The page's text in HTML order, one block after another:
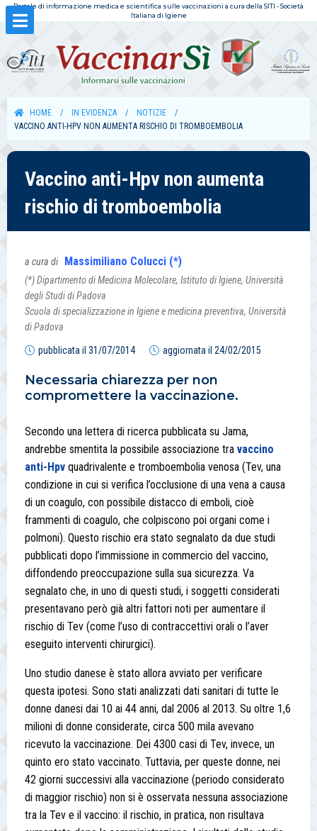
Portale di informazione medica e scientifica sulle vaccinazioni a cura della SITI - Società
Italiana di Igiene
HOME IN EVIDENZA
NOTIZIE
VACCINO ANTI-HPV NON AUMENTA RISCHIO DI TROMBOEMBOLIA
Vaccino anti-Hpv non aumenta
rischio di tromboembolia
a cura di Massimiliano Colucci (*)
(*) Dipartimento di Medicina Molecolare, Istituto di Igiene, Università
degli Studi di Padova
Scuola di specializzazione in Igiene e medicina preventiva, Università
di Padova
pubblicata il 31/07/2014 aggiornata il 24/02/2015
Necessaria chiarezza per non
compromettere la vaccinazione.
Secondo una lettera di ricerca pubblicata su Jama,
andrebbe smentita la possibile associazione tra vaccino
anti-Hpv quadrivalente e tromboembolia venosa (Tev, una
condizione in cui si verifica l’occlusione di una vena a causa
di un coagulo, con possibile distacco di emboli, cioè
frammenti di coagulo, che colpiscono poi organi come i
polmoni). Questo rischio era stato segnalato da due studi
pubblicati dopo l’immissione in commercio del vaccino,
diffondendo preoccupazione sulla sua sicurezza. Va
segnalato che, in uno di questi studi, i soggetti considerati
presentavano però già altri fattori noti per aumentare il
rischio di Tev (come l’uso di contraccettivi orali o l’aver
eseguito interventi chirurgici).
Uno studio danese è stato allora avviato per verificare
questa ipotesi. Sono stati analizzati dati sanitari di tutte le
donne danesi dai 10 ai 44 anni, dal 2006 al 2013. Su oltre 1,6
milioni di donne considerate, circa 500 mila avevano
ricevuto la vaccinazione. Dei 4300 casi di Tev, invece, un
quinto ero stato vaccinato. Tuttavia, per queste donne, nei
42 giorni successivi alla vaccinazione (periodo considerato
di maggior rischio) non si è osservata nessuna associazione
tra la Tev e il vaccino: il rischio, in pratica, non risultava